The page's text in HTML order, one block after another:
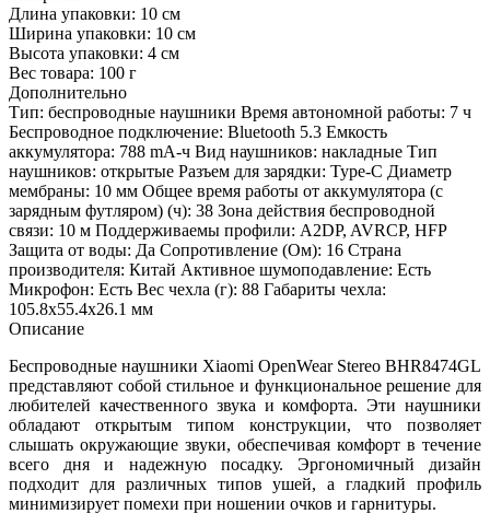
Длина упаковки: 10 см
Ширина упаковки: 10 см
Высота упаковки: 4 см
Вес товара: 100 г
Дополнительно
Тип: беспроводные наушники Время автономной работы: 7 ч
Беспроводное подключение: Bluetooth 5.3 Емкость
аккумулятора: 788 mA-ч Вид наушников: накладные Тип
наушников: открытые Разъем для зарядки: Type-C Диаметр
мембраны: 10 мм Общее время работы от аккумулятора (с
зарядным футляром) (ч): 38 Зона действия беспроводной
связи: 10 м Поддерживаемы профили: A2DP, AVRCP, HFP
Защита от воды: Да Сопротивление (Ом): 16 Страна
производителя: Китай Активное шумоподавление: Есть
Микрофон: Есть Вес чехла (г): 88 Габариты чехла:
105.8х55.4х26.1 мм
Описание
Беспроводные наушники Xiaomi OpenWear Stereo BHR8474GL
представляют собой стильное и функциональное решение для
любителей качественного звука и комфорта. Эти наушники
обладают открытым типом конструкции, что позволяет
слышать окружающие звуки, обеспечивая комфорт в течение
всего дня и надежную посадку. Эргономичный дизайн
подходит для различных типов ушей, а гладкий профиль
минимизирует помехи при ношении очков и гарнитуры.